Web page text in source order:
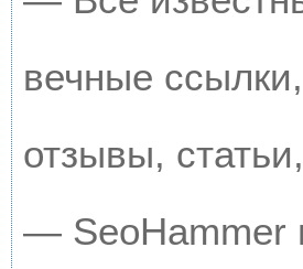
вечные
отзывы,
— SeoHammer